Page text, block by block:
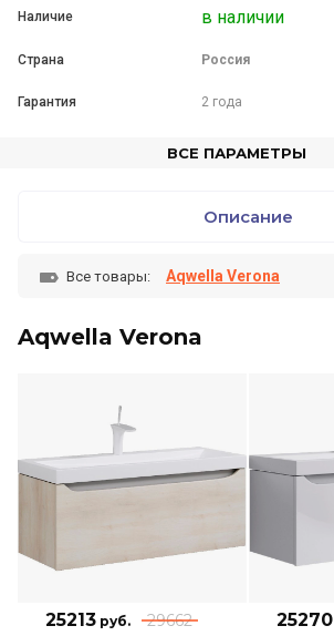
Наличие в наличии
Страна Россия
Гарантия 2 года
ВСЕ ПАРАМЕТРЫ
Описание
Все товары: Aqwella Verona
Aqwella Verona
29662
25213 руб. 25270